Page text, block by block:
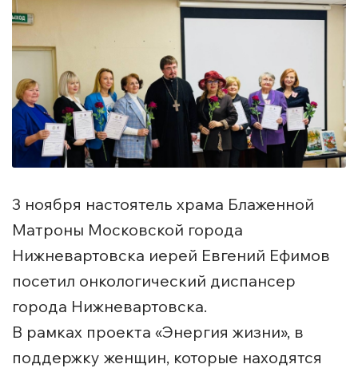
3 ноября настоятель храма Блаженной
Матроны Московской города
Нижневартовска иерей Евгений Ефимов
посетил онкологический диспансер
города Нижневартовска.
В рамках проекта «Энергия жизни», в
поддержку женщин, которые находятся